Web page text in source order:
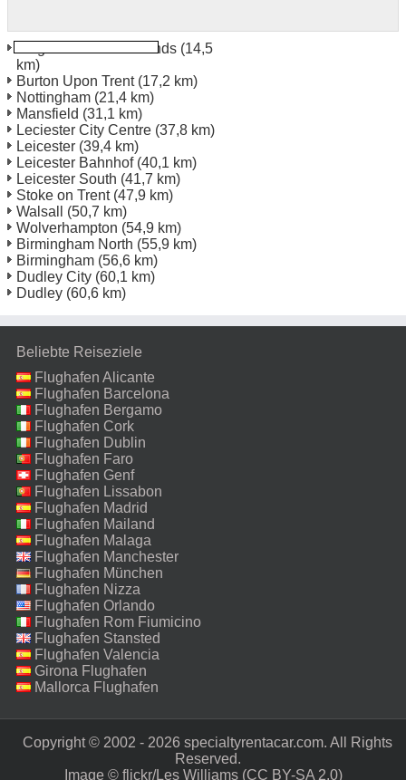
Flughafen East Midlands (14,5
km)
Burton Upon Trent(17,2 km)
Nottingham (21,4 km)
Mansfield (31,1 km)
Leciester City Centre (37,8 km)
Leicester (39,4 km)
Leicester Bahnhof(40,1 km)
Leicester South (41,7 km)
Stoke on Trent(47,9 km)
Walsall
(50,7 km)
Wolverhampton (54,9 km)
Birmingham North (55,9 km)
Birmingham (56,6 km)
Dudley City (60,1 km)
Dudley (60,6 km)
Beliebte Reiseziele
Flughafen Alicante
Flughafen Barcelona
Flughafen Bergamo
Flughafen Cork
Flughafen Dublin
Flughafen Faro
Flughafen Genf
Flughafen Lissabon
Flughafen Madrid
Flughafen Mailand
Malpensa
Flughafen Malaga
Flughafen Manchester
Flughafen München
Flughafen Nizza
Flughafen Orlando
Flughafen Rom Fiumicino
Flughafen Stansted
Flughafen Valencia
Girona Flughafen
Mallorca Flughafen
Copyright © 2002 - 2026 specialtyrentacar.com. All Rights
Reserved.‎
Image © flickr/Les Williams (CC BY-SA 2.0)‎